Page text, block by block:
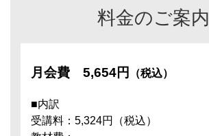
料金のご案内
月会費 5,654円 （税込）
■内訳
受講料：5,324円（税込）